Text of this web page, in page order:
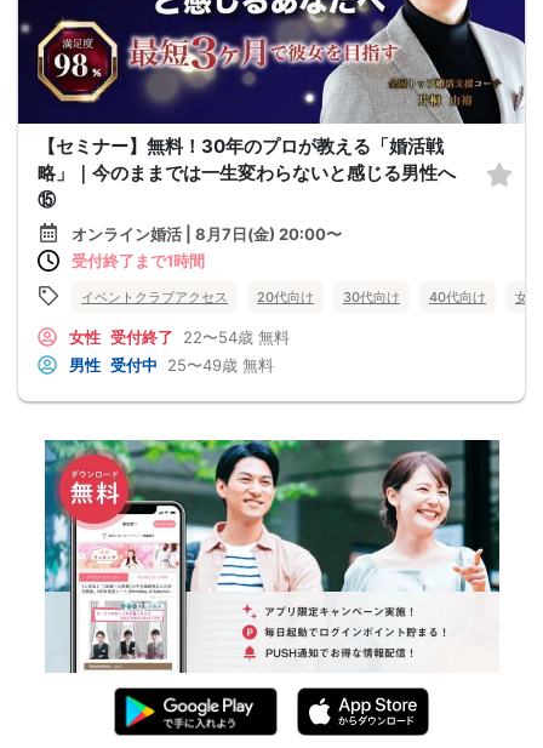
【セミナー】無料！30年のプロが教える「婚活戦
略」｜今のままでは一生変わらないと感じる男性へ
⑮
オンライン婚活 | 8月7日(金) 20:00〜
受付終了まで1時間
イベントクラブアクセス 20代向け 30代向け 40代向け 女
女性 受付終了 22〜54歳 無料
男性 受付中 25〜49歳 無料